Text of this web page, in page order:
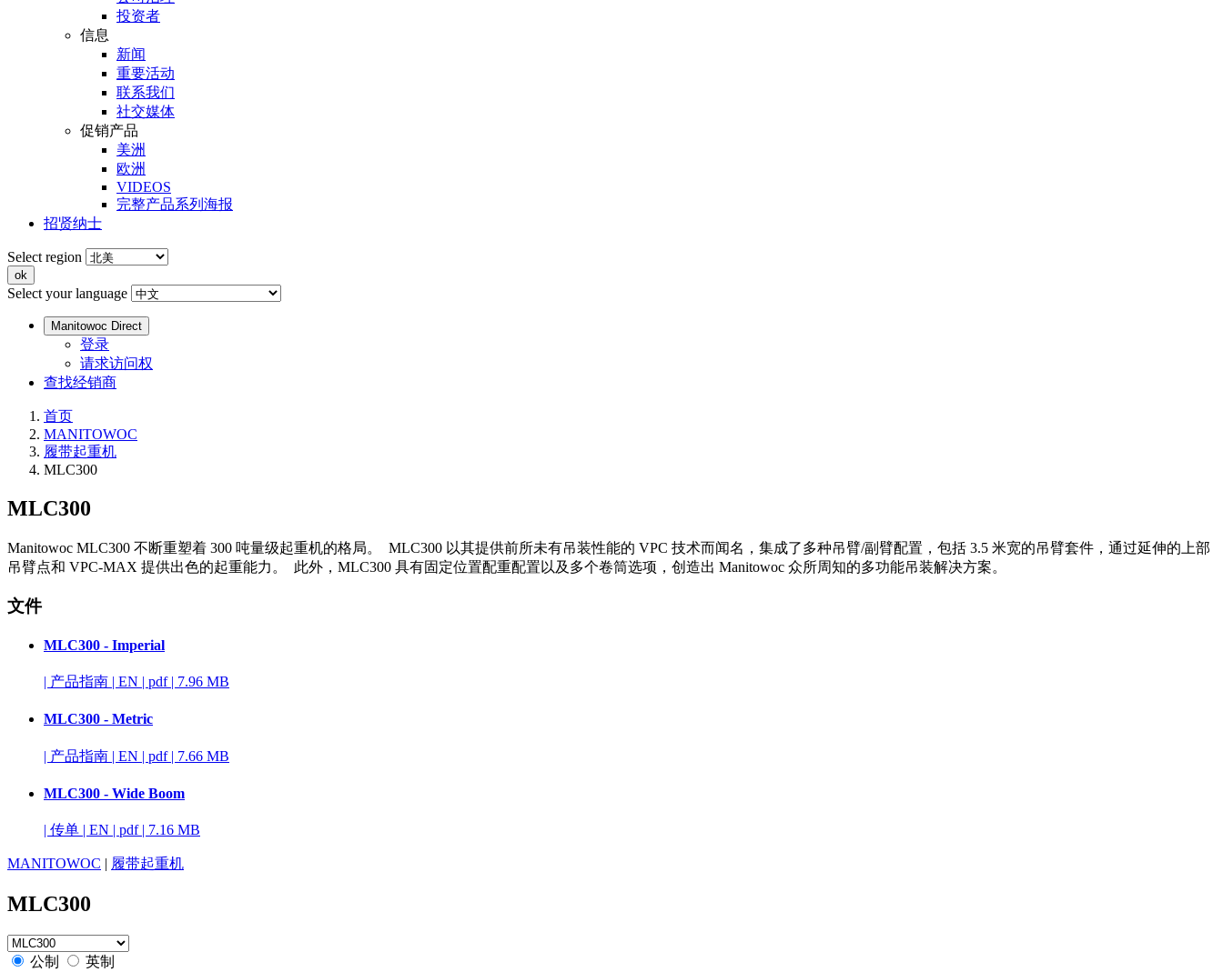
投资者
信息
新闻
重要活动
联系我们
社交媒体
促销产品
美洲
欧洲
VIDEOS
完整产品系列海报
招贤纳士
Select region
Select your language
Manitowoc Direct
登录
请求访问权
查找经销商
首页
MANITOWOC
履带起重机
MLC300
MLC300
Manitowoc MLC300 不断重塑着 300 吨量级起重机的格局。 MLC300 以其提供前所未有吊装性能的 VPC 技术而闻名，集成了多种吊臂/副臂配置，包括 3.5 米宽的吊臂套件，通过延伸的上部
吊臂点和 VPC-MAX 提供出色的起重能力。 此外，MLC300 具有固定位置配重配置以及多个卷筒选项，创造出 Manitowoc 众所周知的多功能吊装解决方案。
文件
MLC300 - Imperial
| 产品指南 | EN | pdf | 7.96 MB
MLC300 - Metric
| 产品指南 | EN | pdf | 7.66 MB
MLC300 - Wide Boom
| 传单 | EN | pdf | 7.16 MB
MANITOWOC | 履带起重机
MLC300
公制 英制